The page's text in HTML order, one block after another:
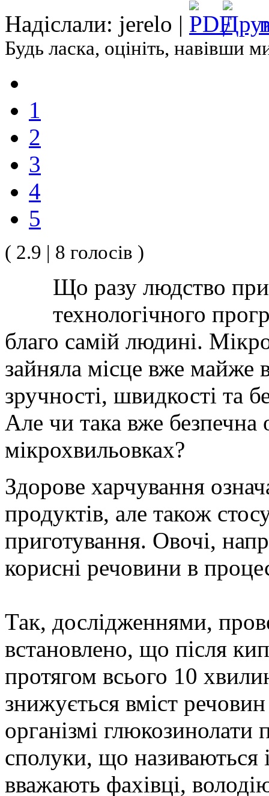
Надіслали: jerelo |
Будь ласка, оцініть, навівши
1
2
3
4
5
( 2.9 | 8 голосів )
Що разу людство
технологічного
благо самій людині.
зайняла місце вже майже
зручності, швидкості та
Але чи така вже
мікрохвильовках?
Здорове харчування
продуктів, але також
приготування. Овочі,
корисні речовини в
Так, дослідженнями,
встановлено, що після
протягом всього 10
знижується вміст
організмі
сполуки, що називаються
вважають фахівці,